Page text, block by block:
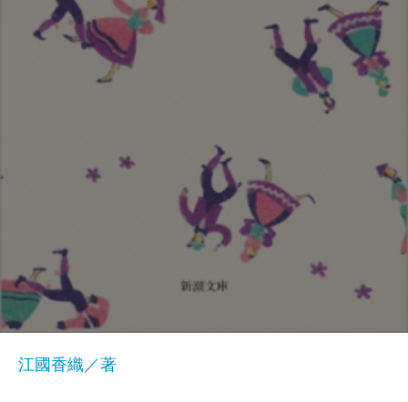
江國香織／著